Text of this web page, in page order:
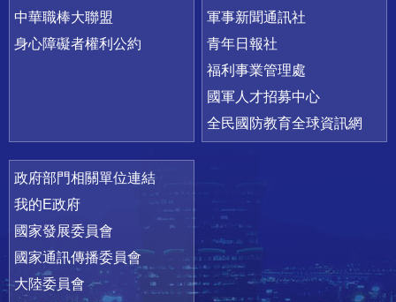
中華職棒大聯盟
身心障礙者權利公約
軍事新聞通訊社
青年日報社
福利事業管理處
國軍人才招募中心
全民國防教育全球資訊網
政府部門相關單位連結
我的E政府
國家發展委員會
國家通訊傳播委員會
大陸委員會